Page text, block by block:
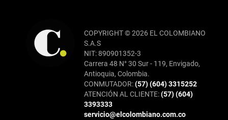
COPYRIGHT © 2026 EL COLOMBIANO
S.A.S
NIT: 890901352-3
Carrera 48 N° 30 Sur - 119, Envigado,
Antioquia, Colombia.
CONMUTADOR:(57) (604) 3315252
ATENCIÓN AL CLIENTE:(57) (604)
3393333
servicio@elcolombiano.com.co